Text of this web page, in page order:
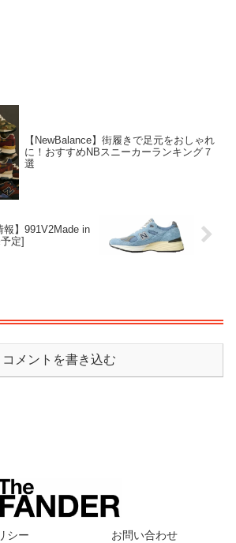
【NewBalance】街履きで足元をおしゃれ
に！おすすめNBスニーカーランキング７
選
報】991V2Made in
定]
コメントを書き込む
シー
お問い合わせ